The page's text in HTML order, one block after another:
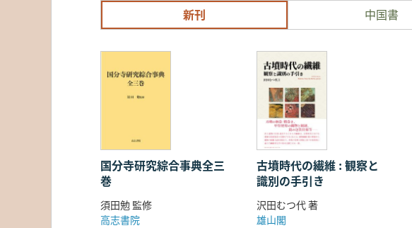
新刊 中国書
国分寺研究綜合事典全三
巻
須田勉 監修
高志書院
古墳時代の繊維 : 観察と
識別の手引き
沢田むつ代 著
雄山閣